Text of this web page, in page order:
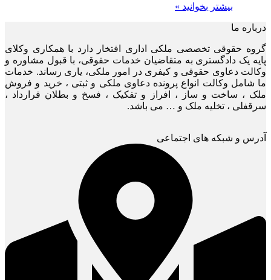
بیشتر بخوانید »
درباره ما
گروه حقوقی تخصصی ملکی اداری افتخار دارد با همکاری وکلای
پایه یک دادگستری به متقاضیان خدمات حقوقی، با قبول مشاوره و
وکالت دعاوی حقوقی و کیفری در امور ملکی، یاری رساند. خدمات
ما شامل وکالت انواع پرونده دعاوی ملکی و ثبتی ، خرید و فروش
ملک ، ساخت و ساز ، افراز و تفکیک ، فسخ و بطلان قرارداد ،
سرقفلی ، تخلیه ملک و … می باشد.
آدرس و شبکه های اجتماعی